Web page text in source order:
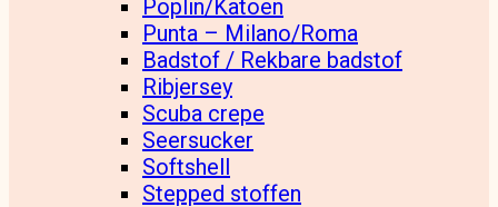
Poplin/Katoen
Punta – Milano/Roma
Badstof / Rekbare badstof
Ribjersey
Scuba crepe
Seersucker
Softshell
Stepped stoffen